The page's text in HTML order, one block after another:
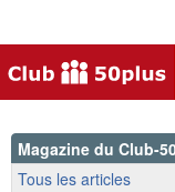
Magazine du Club-
Tous les articles